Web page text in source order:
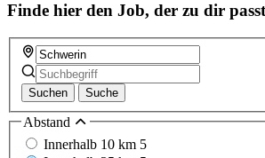
Finde hier den Job, der zu dir passt
Suchen Suche
Abstand
Innerhalb 10 km 5